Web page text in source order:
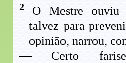
2
O Mestre ouviu
talvez para
opinião, narrou,
— Certo